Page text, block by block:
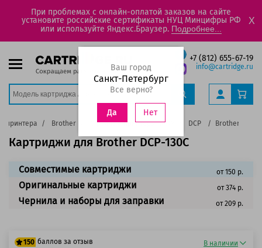
При проблемах с онлайн-оплатой заказов на сайте
установите российские сертификаты НУЦ Минцифры РФ
или используйте Яндекс.Браузер. Подробнее...
X
+7 (812) 655-67-19
info@cartridge.ru
Ваш город
Санкт-Петербург
Все верно?
Да Нет
принтера Brother Струйные принтеры, МФУ DCP Brother DCP-
Картриджи для Brother DCP-130C
Совместимые картриджи от 150 р.
Оригинальные картриджи от 374 р.
Чернила и наборы для заправки от 209 р.
150 баллов за отзыв В наличии